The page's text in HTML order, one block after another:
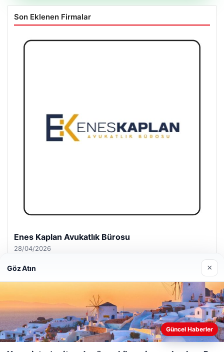
Son Eklenen Firmalar
Enes Kaplan Avukatlık Bürosu
28/04/2026
© 2026 Antalya – Güncel Haberler
Web sitemizi nasıl kullandığınızı daha iyi anlayabilmek,
Göz Atın ×
Güncel Haberler